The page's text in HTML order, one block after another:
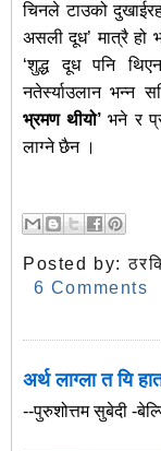
चिनले टाउको
असली दूध’ मात्रै हो
‘शुद्ध दूध पनि
नतेर्स्याउलान भन्न
भ्रमण थीयो’ भने र
लाग्ने छैन ।
Posted by:
6 Comments
अर्थ लाग्ला त यि
--पुरुशोत्तम सुबेदी -